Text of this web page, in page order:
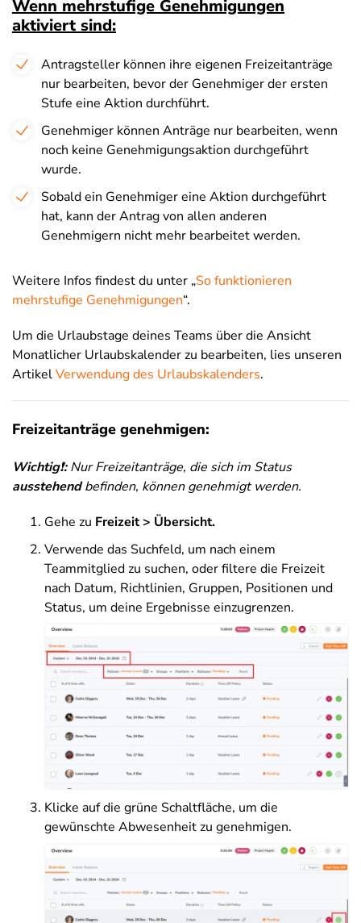
Wenn mehrstufige Genehmigungen
aktiviert sind:
Antragsteller können ihre eigenen Freizeitanträge
nur bearbeiten, bevor der Genehmiger der ersten
Stufe eine Aktion durchführt.
Genehmiger können Anträge nur bearbeiten, wenn
noch keine Genehmigungsaktion durchgeführt
wurde.
Sobald ein Genehmiger eine Aktion durchgeführt
hat, kann der Antrag von allen anderen
Genehmigern nicht mehr bearbeitet werden.
Weitere Infos findest du unter „So funktionieren
mehrstufige Genehmigungen“.
Um die Urlaubstage deines Teams über die Ansicht
Monatlicher Urlaubskalender zu bearbeiten, lies unseren
ArtikelVerwendung des Urlaubskalenders.
Freizeitanträge genehmigen:
Wichtig❗: Nur Freizeitanträge, die sich im Status
ausstehendbefinden, können genehmigt werden.
Gehe zu Freizeit > Übersicht.
Verwende das Suchfeld, um nach einem
Teammitglied zu suchen, oder filtere die Freizeit
nach Datum, Richtlinien, Gruppen, Positionen und
Status, um deine Ergebnisse einzugrenzen.
Klicke auf die grüne Schaltfläche, um die
gewünschte Abwesenheit zu genehmigen.